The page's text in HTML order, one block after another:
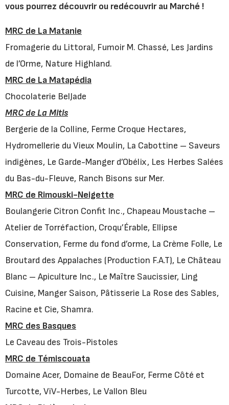
vous pourrez découvrir ou redécouvrir au Marché !
MRC de La Matanie
Fromagerie du Littoral, Fumoir M. Chassé, Les Jardins
de l’Orme, Nature Highland.
MRC de La Matapédia
Chocolaterie BelJade
MRC de La Mitis
Bergerie de la Colline, Ferme Croque Hectares,
Hydromellerie du Vieux Moulin, La Cabottine – Saveurs
indigènes, Le Garde-Manger d’Obélix, Les Herbes Salées
du Bas-du-Fleuve, Ranch Bisons sur Mer.
MRC de Rimouski-Neigette
Boulangerie Citron Confit Inc., Chapeau Moustache –
Atelier de Torréfaction, Croqu’Érable, Ellipse
Conservation, Ferme du fond d’orme, La Crème Folle, Le
Broutard des Appalaches (Production F.A.T), Le Château
Blanc – Apiculture Inc., Le Maître Saucissier, Ling
Cuisine, Manger Saison, Pâtisserie La Rose des Sables,
Racine et Cie, Shamra.
MRC des Basques
Le Caveau des Trois-Pistoles
MRC de Témiscouata
Domaine Acer, Domaine de BeauFor, Ferme Côté et
Turcotte, ViV-Herbes, Le Vallon Bleu